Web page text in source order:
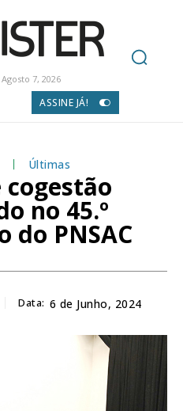
7, 2026
ASSINE JÁ!
Últimas
cogestão
no 45.º
do PNSAC
Data: 6 de Junho, 2024